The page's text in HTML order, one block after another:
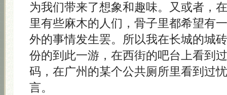
为我们带来了想象和趣味。又或者，
里有些麻木的人们，骨子里都希望有
外的事情发生罢。所以我在长城的城
份的到此一游，在西街的吧台上看到
码，在广州的某个公共厕所里看到过
言。